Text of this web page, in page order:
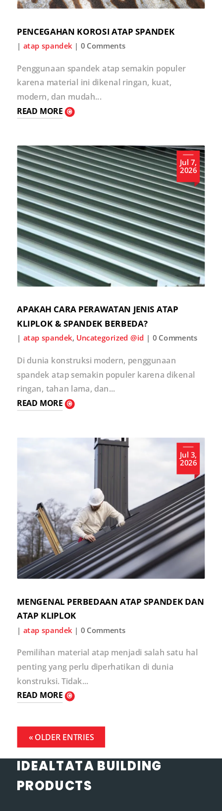
PENCEGAHAN KOROSI ATAP SPANDEK
| atap spandek| 0 Comments
Penggunaan spandek atap semakin populer
karena material ini dikenal ringan, kuat,
modern, dan mudah...
READ MORE
APAKAH CARA PERAWATAN JENIS ATAP
KLIPLOK & SPANDEK BERBEDA?
Jul 7,
2026
| atap spandek, Uncategorized @id | 0 Comments
Di dunia konstruksi modern, penggunaan
spandek atap semakin populer karena dikenal
ringan, tahan lama, dan...
READ MORE
MENGENAL PERBEDAAN ATAP SPANDEK DAN
ATAP KLIPLOK
Jul 3,
2026
| atap spandek| 0 Comments
Pemilihan material atap menjadi salah satu hal
penting yang perlu diperhatikan di dunia
konstruksi. Tidak...
READ MORE
« OLDER ENTRIES
IDEALTATA BUILDING
PRODUCTS